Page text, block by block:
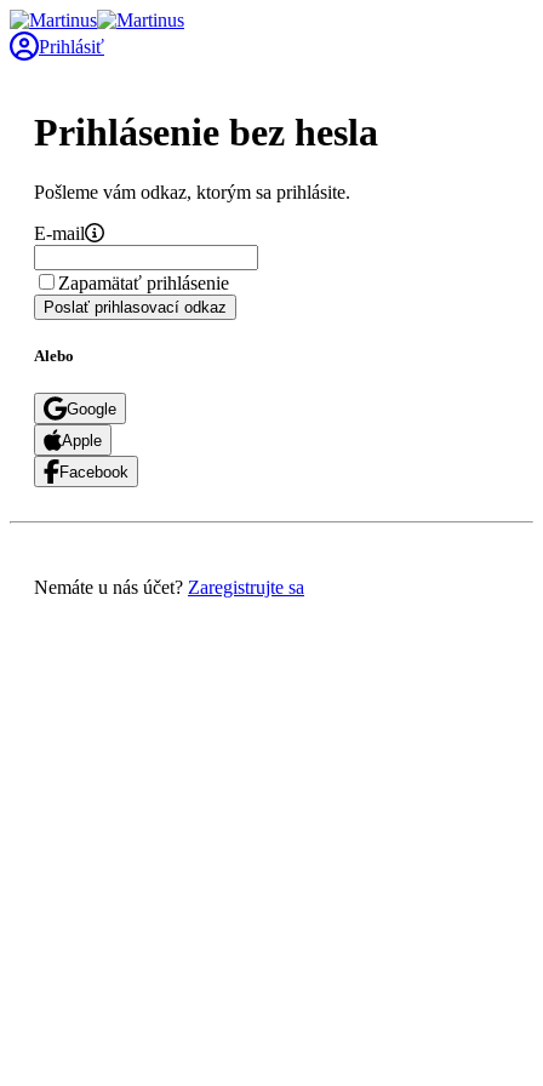
Prihlásiť
Prihlásenie bez hesla
Pošleme vám odkaz, ktorým sa prihlásite.
E-mail
Zapamätať prihlásenie
Poslať prihlasovací odkaz
Alebo
Google
Apple
Facebook
Nemáte u nás účet? Zaregistrujte sa